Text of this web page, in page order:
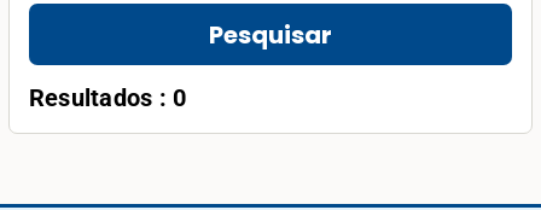
Pesquisar
Resultados : 0